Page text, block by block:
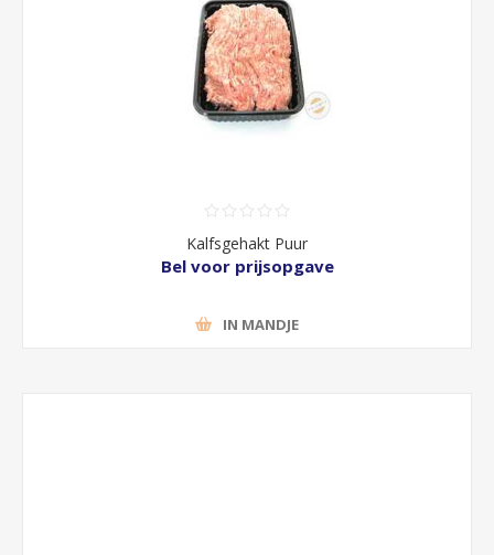
Kalfsgehakt Puur
Bel voor prijsopgave
IN MANDJE